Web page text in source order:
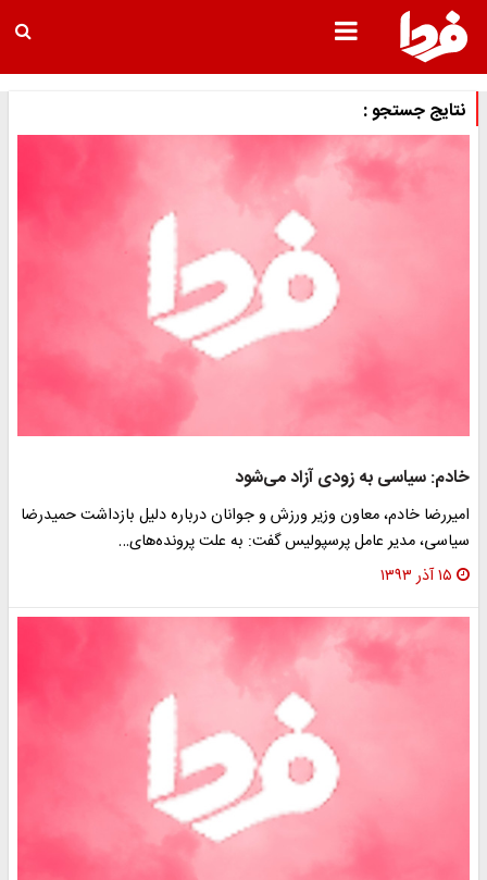
نتایج جستجو :
خادم: سیاسی به ‌زودی آزاد می‌شود
امیررضا خادم، معاون وزیر ورزش و جوانان درباره دلیل بازداشت حمیدرضا
سیاسی، مدیر عامل پرسپولیس گفت: به علت پرونده‌های…
۱۵ آذر ۱۳۹۳